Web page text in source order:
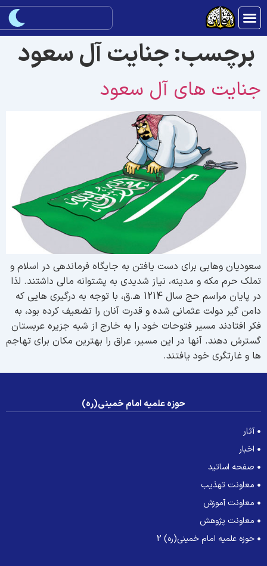
برچسب:جنایت آل سعود
های آل سعود
وهابی برای دست یافتن به جایگاه فرماندهی در اسلام و
حرم مکه و مدینه، نیاز شدیدی به پشتوانه مالی داشتند. لذا
در پایان مراسم حج سال 1214 هـ.ق، با توجه به درگیری هایی که
گیر دولت عثمانی شده و قدرت آنان را تضعیف کرده بود، به
افتادند مسیر فتوحات خود را به خارج از شبه جزیره عربستان
دهند. آنها در این مسیر، عراق را بهترین مکان برای تهاجم
و غارتگری خود یافتند.
حوزه علمیه امام خمینی(ره)
آثار
اخبار
صفحه اساتید
معاونت تهذیب
معاونت آموزش
معاونت پژوهش
حوزه علمیه امام خمینی(ره) 2